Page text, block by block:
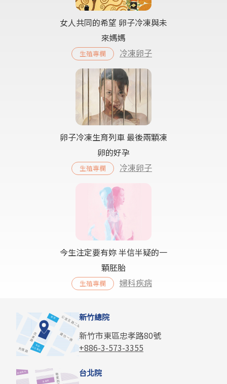
女人共同的希望 卵子冷凍與未
來媽媽
生殖專欄 冷凍卵子
卵子冷凍生育列車 最後兩顆凍
卵的好孕
生殖專欄 冷凍卵子
今生注定要有妳 半信半疑的一
顆胚胎
生殖專欄 婦科疾病
新竹總院
新竹市東區忠孝路80號
+886-3-573-3355
台北院